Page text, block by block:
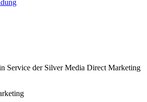
Service der Silver Media Direct Marketing